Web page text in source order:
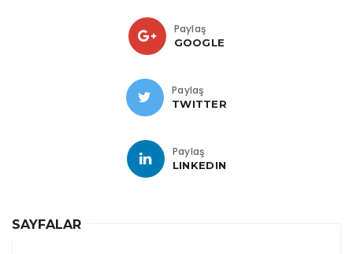
Paylaş
GOOGLE
Paylaş
TWITTER
Paylaş
LINKEDIN
SAYFALAR